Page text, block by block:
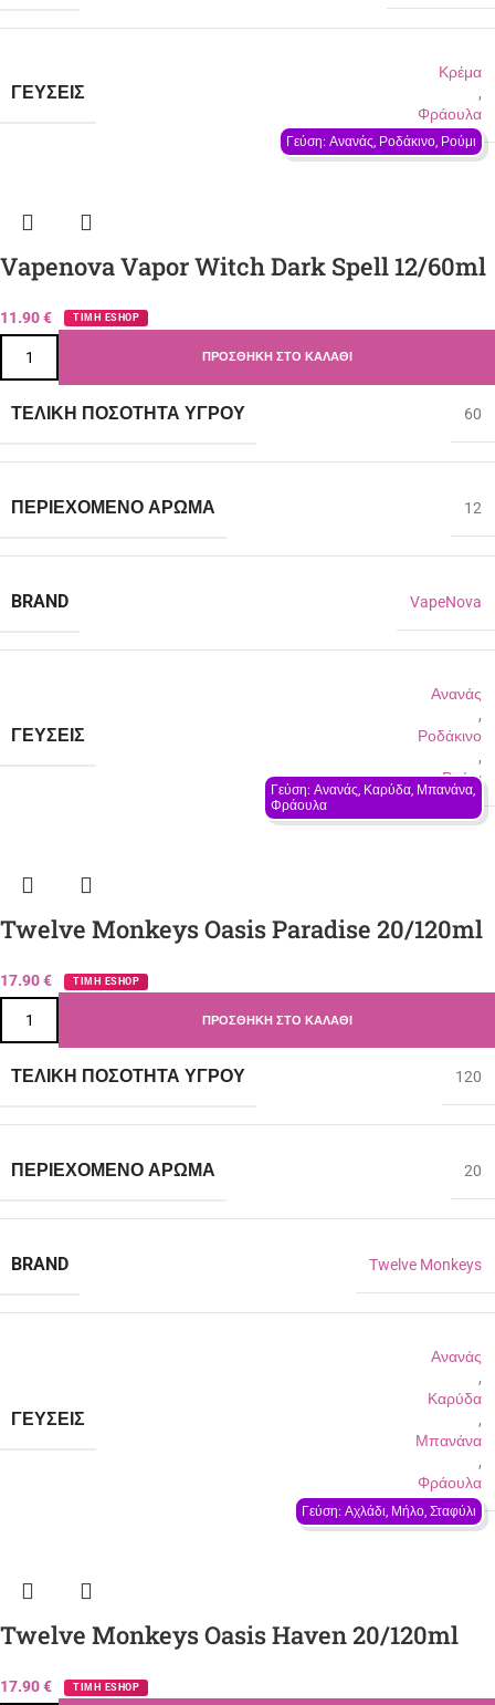
ΓΕΎΣΕΙΣ
Κρέμα
,
Φράουλα
Γεύση: Ανανάς, Ροδάκινο, Ρούμι
Vapenova Vapor Witch Dark Spell 12/60ml
11.90€ ΤΙΜΗ ESHOP
ΠΡΟΣΘΉΚΗ ΣΤΟ ΚΑΛΆΘΙ
ΤΕΛΙΚΉ ΠΟΣΌΤΗΤΑ ΥΓΡΟΎ 60
ΠΕΡΙΈΧΟΜΕΝΟ ΆΡΩΜΑ 12
BRAND VapeNova
ΓΕΎΣΕΙΣ
Ανανάς
,
Ροδάκινο
,
Ρούμι
Γεύση: Ανανάς, Καρύδα, Μπανάνα,
Φράουλα
Twelve Monkeys Oasis Paradise 20/120ml
17.90€ ΤΙΜΗ ESHOP
ΠΡΟΣΘΉΚΗ ΣΤΟ ΚΑΛΆΘΙ
ΤΕΛΙΚΉ ΠΟΣΌΤΗΤΑ ΥΓΡΟΎ 120
ΠΕΡΙΈΧΟΜΕΝΟ ΆΡΩΜΑ 20
BRAND Twelve Monkeys
ΓΕΎΣΕΙΣ
Ανανάς
,
Καρύδα
,
Μπανάνα
,
Φράουλα
Γεύση: Αχλάδι, Μήλο, Σταφύλι
Twelve Monkeys Oasis Haven 20/120ml
17.90€ ΤΙΜΗ ESHOP